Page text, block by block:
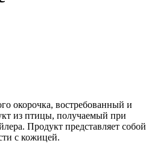
окорочка, востребованный и
из птицы, получаемый при
Продукт представляет собой
с кожицей.